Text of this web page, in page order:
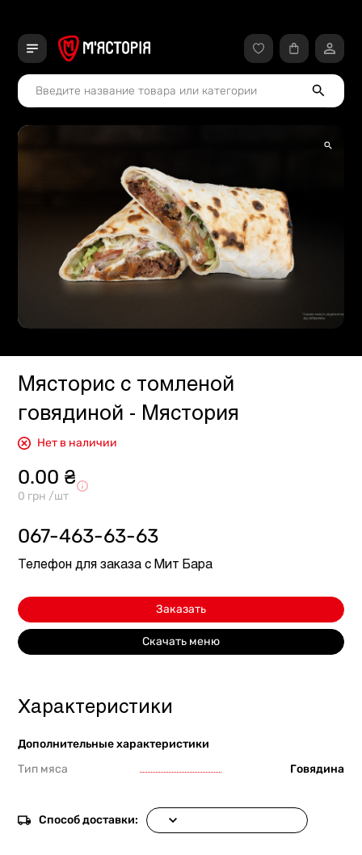
Мясторис с томленой
говядиной - Мястория
Нет в наличии
0.00 ₴
0 грн /шт
067-463-63-63
Телефон для заказа с Мит Бара
Заказать
Скачать меню
Характеристики
Дополнительные характеристики
Тип мяса
Говядина
Способ доставки: